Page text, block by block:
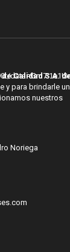
Calidad S.A.
y para brindarle un
nuestros
Noriega